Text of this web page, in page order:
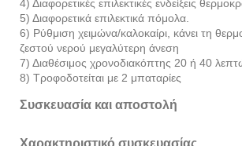
4) Διαφορετικές επιλεκτικές ενδείξεις
5) Διαφορετικά επιλεκτικά πόμολα.
6) Ρύθμιση χειμώνα/καλοκαίρι, κάνει τη
ζεστού νερού μεγαλύτερη άνεση
7) Διαθέσιμος χρονοδιακόπτης 20 ή 40
8) Τροφοδοτείται με 2 μπαταρίες
Συσκευασία και αποστολή
Χαρακτηριστικό συσκευασίας